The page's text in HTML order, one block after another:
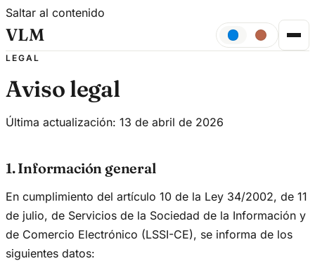
Saltar al contenido
VLM
LEGAL
Aviso legal
Última actualización: 13 de abril de 2026
1. Información general
En cumplimiento del artículo 10 de la Ley 34/2002, de 11
de julio, de Servicios de la Sociedad de la Información y
de Comercio Electrónico (LSSI-CE), se informa de los
siguientes datos: